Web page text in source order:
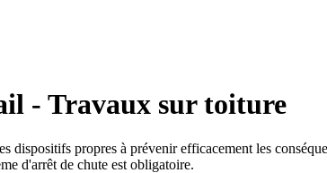
- Travaux sur toiture
propres à prévenir efficacement les
d'arrêt de chute est obligatoire.